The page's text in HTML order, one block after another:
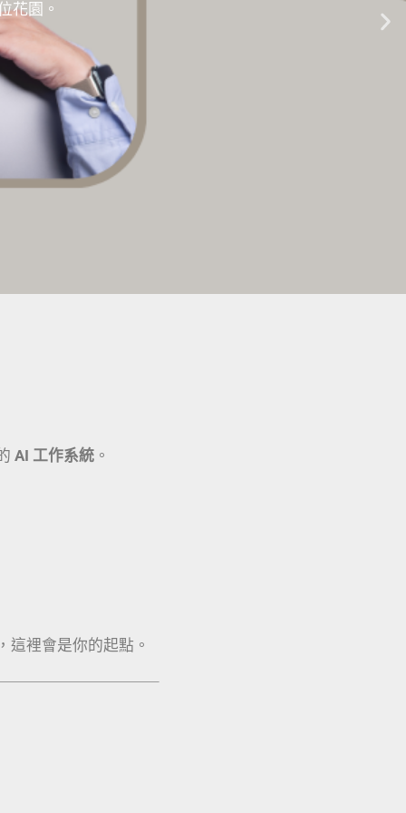
位花園。
式AI教學 |
點擊這裡
AI 工作系統 。
這裡會是你的起點。